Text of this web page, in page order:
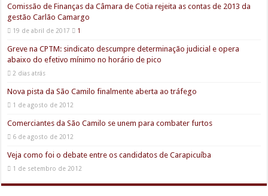
Comissão de Finanças da Câmara de Cotia rejeita as contas de 2013 da
gestão Carlão Camargo
19 de abril de 2017 1
Greve na CPTM: sindicato descumpre determinação judicial e opera
abaixo do efetivo mínimo no horário de pico
2 dias atrás
Nova pista da São Camilo finalmente aberta ao tráfego
1 de agosto de 2012
Comerciantes da São Camilo se unem para combater furtos
6 de agosto de 2012
Veja como foi o debate entre os candidatos de Carapicuíba
1 de setembro de 2012